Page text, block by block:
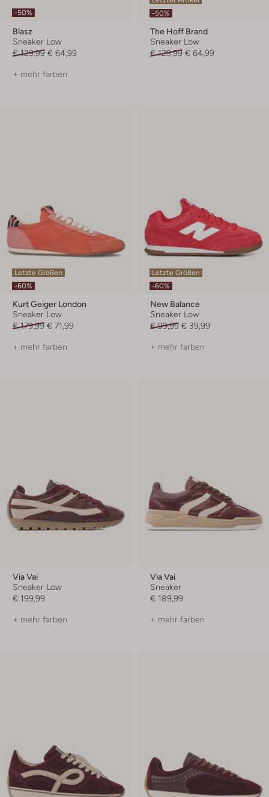
-50%
Blasz
Sneaker Low
€ 129,99 € 64,99
+ mehr farben
-50%
The Hoff Brand
Sneaker Low
€ 129,99 € 64,99
Letzte Größen
-60%
Kurt Geiger London
Sneaker Low
€ 179,99 € 71,99
+ mehr farben
Letzte Größen
-60%
New Balance
Sneaker Low
€ 99,99 € 39,99
+ mehr farben
Via Vai
Sneaker Low
€ 199,99
+ mehr farben
Via Vai
Sneaker
€ 189,99
+ mehr farben